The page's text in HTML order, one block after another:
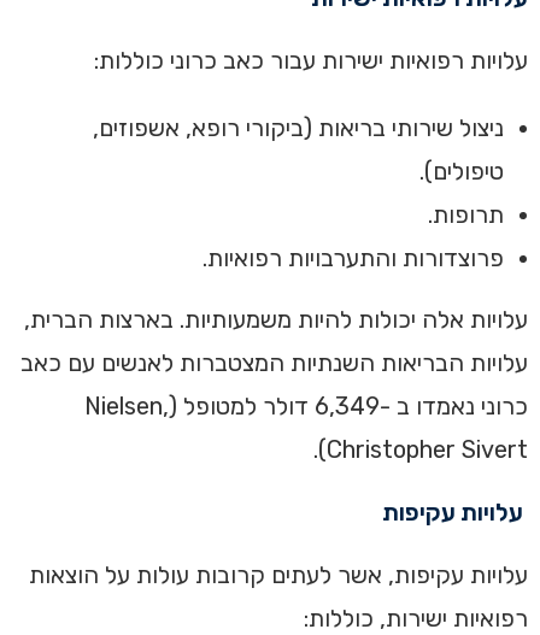
‏עלויות רפואיות ישירות עבור כאב כרוני כוללות:‏
ניצול שירותי בריאות (ביקורי רופא, אשפוזים,
טיפולים‏‏)‏.
תרופות.
פרוצדורות והתערבויות רפואיות‏.
‏עלויות אלה יכולות להיות משמעותיות. בארצות הברית,
עלויות הבריאות השנתיות המצטברות לאנשים עם כאב
כרוני נאמדו ב -6,349 דולר למטופל (Nielsen,
Christopher Sivert).‏
עלויות עקיפות‏
‏עלויות עקיפות, אשר לעתים קרובות עולות על הוצאות
רפואיות ישירות, כוללות:‏